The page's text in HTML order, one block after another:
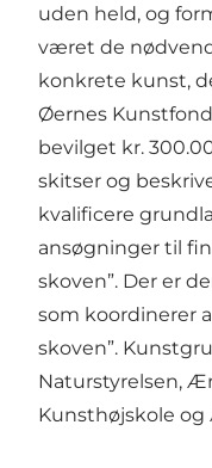
uden held, og
været de
konkrete kunst,
Øernes
bevilget kr.
skitser og
kvalificere
ansøgninger til
skoven”. Der er
som koordinerer
skoven”.
Naturstyrelsen,
Kunsthøjskole og